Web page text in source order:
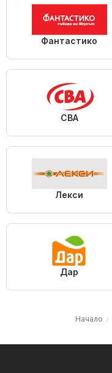
Фантастико
CBA
Лекси
Дар
Начало